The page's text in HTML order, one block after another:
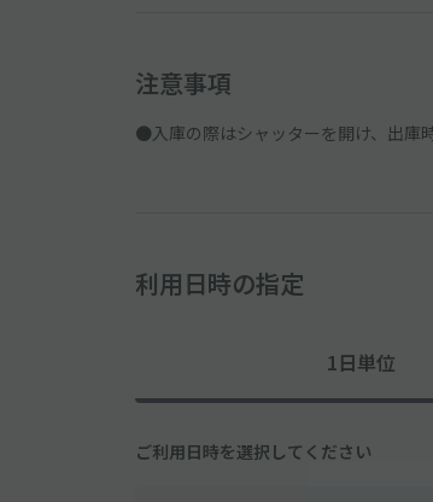
注意事項
●入庫の際はシャッターを開け、出庫
利用日時の指定
1日単位
ご利用日時を選択してください